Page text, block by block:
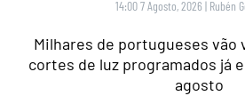
14:00 7 Agosto, 2026 | Rubén
Milhares de portugueses
cortes de luz programados já
agosto